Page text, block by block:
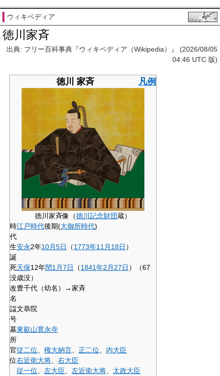
ウィキペディア
徳川家斉
出典: フリー百科事典『ウィキペディア（Wikipedia）』 (2026/08/05
04:46 UTC 版)
凡例
徳川 家斉
徳川家斉像（德川記念財団蔵）
時
代
江戸時代後期(大御所時代)
生
誕
安永2年10月5日 （1773年11月18日 ）
死
没
天保12年閏1月7日 （1841年2月27日 ）（67
歳没）
改
名
豊千代（幼名）→家斉
諡
号
文恭院
墓
所
東叡山寛永寺
官
位
従二位 権大納言 正二位
内大臣
右近衛大将
右大臣
従一位
左大臣 左近衛大将
太政大臣